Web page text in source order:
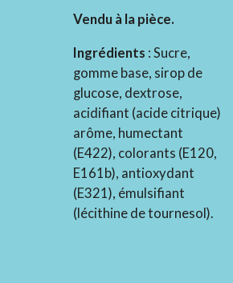
Vendu à la pièce.
Ingrédients : Sucre,
gomme base, sirop de
glucose, dextrose,
acidifiant (acide citrique)
arôme, humectant
(E422), colorants (E120,
E161b), antioxydant
(E321), émulsifiant
(lécithine de tournesol).